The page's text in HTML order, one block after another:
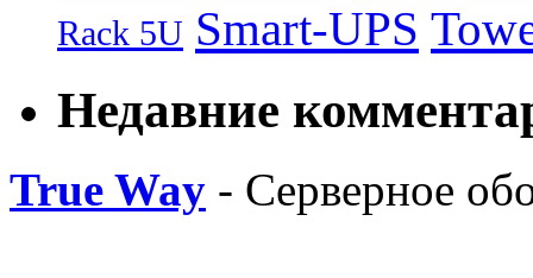
Rack 5U Smart-UPS
Недавние
True Way - Серверное